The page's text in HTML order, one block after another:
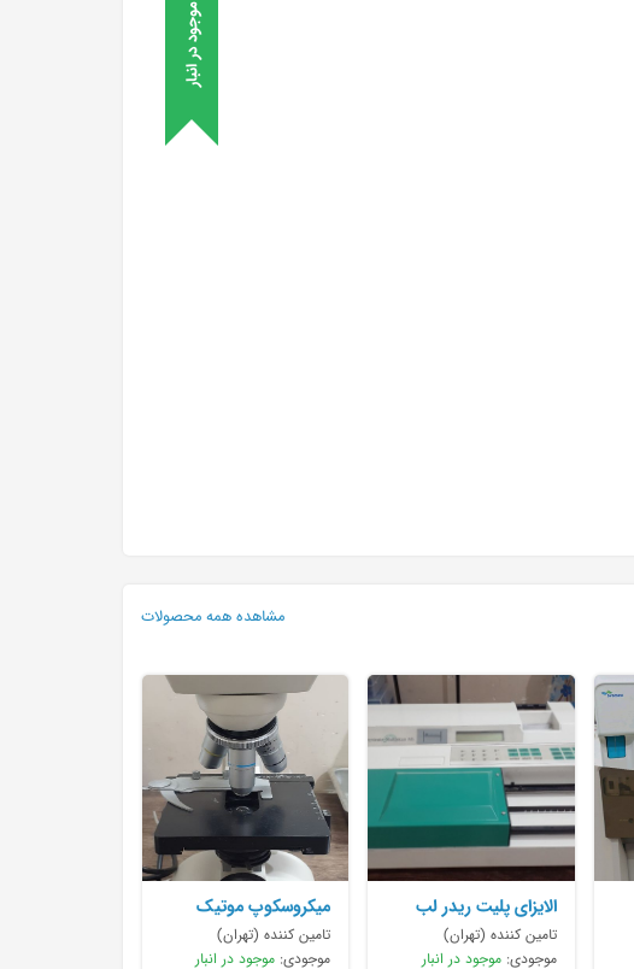
موجود در انبار
مشاهده همه محصولات
الایزای پلیت ریدر لب
سیستم به
تامین کننده (تهران)
موجودی:موجود در انبار
میکروسکوپ موتیک
BA210 با لنزهای اصلی
تامین کننده (تهران)
موجودی: موجود در انبار